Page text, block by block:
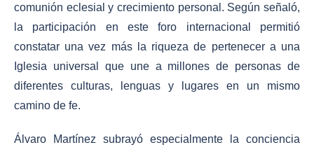
comunión eclesial y crecimiento personal. Según señaló,
la participación en este foro internacional permitió
constatar una vez más la riqueza de pertenecer a una
Iglesia universal que une a millones de personas de
diferentes culturas, lenguas y lugares en un mismo
camino de fe.
Álvaro Martínez subrayó especialmente la conciencia